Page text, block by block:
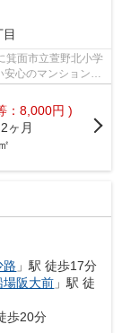
目
箕面市立萱野北小学
心のマンションで
：8,000円 )
2ヶ月
路 」駅 徒歩17分
場阪大前 」駅 徒
歩20分